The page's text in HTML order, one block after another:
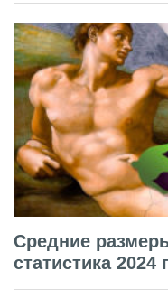
Средние
статистика 2024